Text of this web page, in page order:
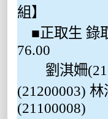
組】
■正取生 錄
76.00
劉淇姍
(21200003)
(21100008)